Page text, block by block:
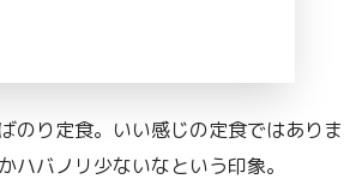
のり定食。いい感じの定食ではありま
ハバノリ少ないなという印象。